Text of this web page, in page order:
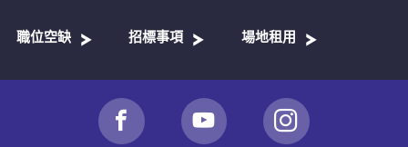
職位空缺 招標事項 場地租用